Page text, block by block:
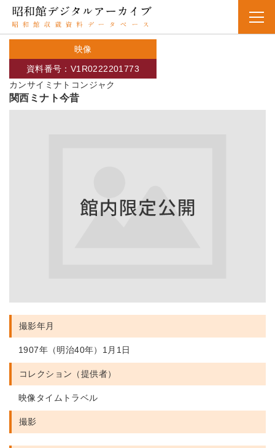
映像
カンサイミナトコンジャク
資料番号：V1R0222201773
関西ミナト今昔
撮影年月
1907年（明治40年）1月1日
コレクション（提供者）
映像タイムトラベル
撮影